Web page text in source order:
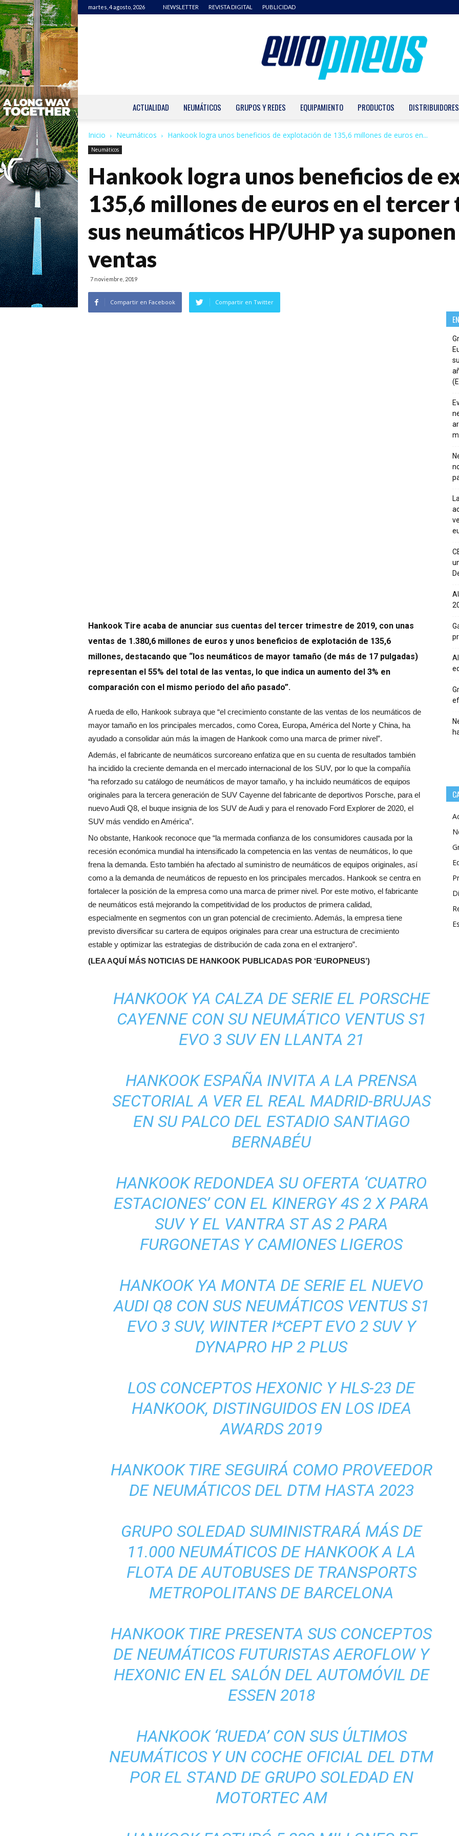
martes, 4 agosto, 2026 NEWSLETTER REVISTA DIGITAL PUBLICIDAD
ACTUALIDAD NEUMÁTICOS GRUPOS Y REDES EQUIPAMIENTO PRODUCTOS DISTRIBUIDORES
Inicio Neumáticos Hankook logra unos beneficios de explotación de 135,6 millones de euros en...
Neumáticos
Hankook logra unos beneficios de
135,6 millones de euros en el
sus neumáticos HP/UHP ya suponen
ventas
7 noviembre, 2019
Compartir en Facebook Compartir en Twitter
Hankook Tire acaba de anunciar sus cuentas del tercer trimestre de 2019, con unas
ventas de 1.380,6 millones de euros y unos beneficios de explotación de 135,6
millones, destacando que “los neumáticos de mayor tamaño (de más de 17 pulgadas)
representan el 55% del total de las ventas, lo que indica un aumento del 3% en
comparación con el mismo periodo del año pasado”.
A rueda de ello, Hankook subraya que “el crecimiento constante de las ventas de los neumáticos de
mayor tamaño en los principales mercados, como Corea, Europa, América del Norte y China, ha
ayudado a consolidar aún más la imagen de Hankook como una marca de primer nivel”.
Además, el fabricante de neumáticos surcoreano enfatiza que en su cuenta de resultados también
ha incidido la creciente demanda en el mercado internacional de los SUV, por lo que la compañía
“ha reforzado su catálogo de neumáticos de mayor tamaño, y ha incluido neumáticos de equipos
originales para la tercera generación de SUV Cayenne del fabricante de deportivos Porsche, para el
nuevo Audi Q8, el buque insignia de los SUV de Audi y para el renovado Ford Explorer de 2020, el
SUV más vendido en América”.
No obstante, Hankook reconoce que “la mermada confianza de los consumidores causada por la
recesión económica mundial ha intensificado la competencia en las ventas de neumáticos, lo que
frena la demanda. Esto también ha afectado al suministro de neumáticos de equipos originales, así
como a la demanda de neumáticos de repuesto en los principales mercados. Hankook se centra en
fortalecer la posición de la empresa como una marca de primer nivel. Por este motivo, el fabricante
de neumáticos está mejorando la competitividad de los productos de primera calidad,
especialmente en segmentos con un gran potencial de crecimiento. Además, la empresa tiene
previsto diversificar su cartera de equipos originales para crear una estructura de crecimiento
estable y optimizar las estrategias de distribución de cada zona en el extranjero”.
(LEA AQUÍ MÁS NOTICIAS DE HANKOOK PUBLICADAS POR ‘EUROPNEUS’)
HANKOOK YA CALZA DE SERIE EL PORSCHE
CAYENNE CON SU NEUMÁTICO VENTUS S1
EVO 3 SUV EN LLANTA 21
HANKOOK ESPAÑA INVITA A LA PRENSA
SECTORIAL A VER EL REAL MADRID-BRUJAS
EN SU PALCO DEL ESTADIO SANTIAGO
BERNABÉU
HANKOOK REDONDEA SU OFERTA ‘CUATRO
ESTACIONES’ CON EL KINERGY 4S 2 X PARA
SUV Y EL VANTRA ST AS 2 PARA
FURGONETAS Y CAMIONES LIGEROS
HANKOOK YA MONTA DE SERIE EL NUEVO
AUDI Q8 CON SUS NEUMÁTICOS VENTUS S1
EVO 3 SUV, WINTER I*CEPT EVO 2 SUV Y
DYNAPRO HP 2 PLUS
LOS CONCEPTOS HEXONIC Y HLS-23 DE
HANKOOK, DISTINGUIDOS EN LOS IDEA
AWARDS 2019
HANKOOK TIRE SEGUIRÁ COMO PROVEEDOR
DE NEUMÁTICOS DEL DTM HASTA 2023
GRUPO SOLEDAD SUMINISTRARÁ MÁS DE
11.000 NEUMÁTICOS DE HANKOOK A LA
FLOTA DE AUTOBUSES DE TRANSPORTS
METROPOLITANS DE BARCELONA
HANKOOK TIRE PRESENTA SUS CONCEPTOS
DE NEUMÁTICOS FUTURISTAS AEROFLOW Y
HEXONIC EN EL SALÓN DEL AUTOMÓVIL DE
ESSEN 2018
HANKOOK ‘RUEDA’ CON SUS ÚLTIMOS
NEUMÁTICOS Y UN COCHE OFICIAL DEL DTM
POR EL STAND DE GRUPO SOLEDAD EN
MOTORTEC AM